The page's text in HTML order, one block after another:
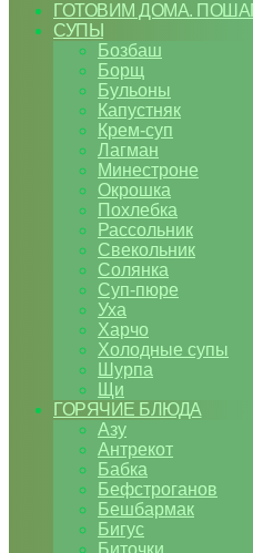
ГОТОВИМ ДОМА.
СУПЫ
Бозбаш
Борщ
Бульоны
Капустняк
Крем-суп
Лагман
Минестроне
Окрошка
Похлебка
Рассольник
Свекольник
Солянка
Суп-пюре
Уха
Харчо
Холодные супы
Шурпа
Щи
ГОРЯЧИЕ БЛЮДА
Азу
Антрекот
Бабка
Бефстроганов
Бешбармак
Бигус
Биточки